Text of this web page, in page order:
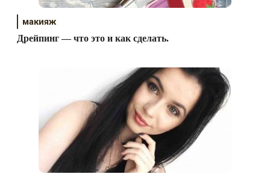
макияж
Дрейпинг — что это и как сделать.